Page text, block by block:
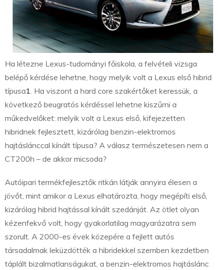
Ha létezne Lexus-tudományi főiskola, a felvételi vizsga
belépő kérdése lehetne, hogy melyik volt a Lexus első hibrid
típusa1. Ha viszont a hard core szakértőket keressük, a
következő beugratós kérdéssel lehetne kiszűrni a
műkedvelőket: melyik volt a Lexus első, kifejezetten
hibridnek fejlesztett, kizárólag benzin-elektromos
hajtáslánccal kínált típusa? A válasz természetesen nem a
CT200h – de akkor micsoda?
Autóipari termékfejlesztők ritkán látják annyira élesen a
jövőt, mint amikor a Lexus elhatározta, hogy megépíti első,
kizárólag hibrid hajtással kínált szedánját. Az ötlet olyan
kézenfekvő volt, hogy gyakorlatilag magyarázatra sem
szorult. A 2000-es évek közepére a fejlett autós
társadalmak leküzdötték a hibridekkel szemben kezdetben
táplált bizalmatlanságukat, a benzin-elektromos hajtáslánc